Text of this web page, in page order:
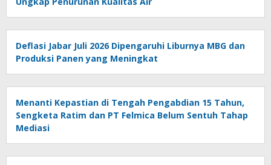
Deflasi Jabar Juli 2026 Dipengaruhi Liburnya MBG dan
Produksi Panen yang Meningkat
Menanti Kepastian di Tengah Pengabdian 15 Tahun,
Sengketa Ratim dan PT Felmica Belum Sentuh Tahap
Mediasi